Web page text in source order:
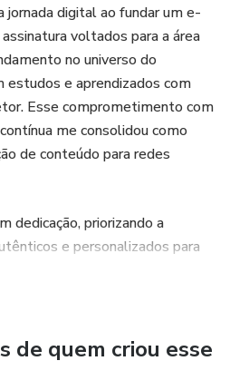
jornada digital ao fundar um e-
voltados para a área
no universo do
e aprendizados com
Esse comprometimento com
me consolidou como
de conteúdo para redes
dedicação, priorizando a
e personalizados para
compromisso é entregar valor
de quem criou esse